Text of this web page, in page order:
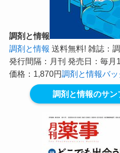
調剤と情報
調剤と情報 送料無料! 雑誌：
発行間隔：月刊 発売日：毎
価格：1,870円調剤と情報バ
調剤と情報のサン